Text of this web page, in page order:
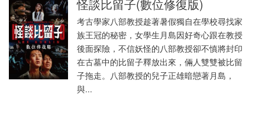
怪談比留子(數位修復版)
考古學家八部教授趁著暑假獨自在學校尋找家
族王冠的秘密，女學生月島因好奇心跟在教授
後面探險，不信妖怪的八部教授卻不慎將封印
在古墓中的比留子釋放出來，倆人雙雙被比留
子拖走。八部教授的兒子正雄暗戀著月島，
與...